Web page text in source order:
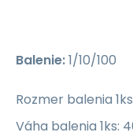
Balenie:1/10/100
Rozmer balenia
Váha balenia 1ks: